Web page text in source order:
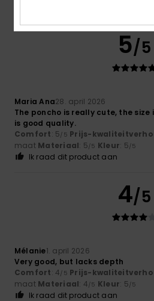
5/5
Maria Ana28. april 2026
The poncho is really cute, the
is good quality.
Comfort: 5/5 Prijs-
maat Materiaal: 5/5 Kleur: 5/5
Ik raad dit product aan
4/5
Mélanie1. april 2026
Very good, but lacks depth
Comfort: 4/5 Prijs-
maat Materiaal: 4/5 Kleur: 5/5
Ik raad dit product aan